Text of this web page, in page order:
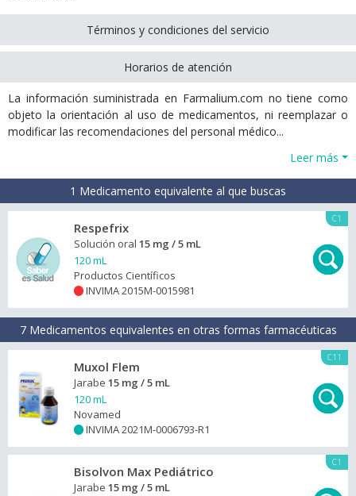
Términos y condiciones del servicio
Horarios de atención
La información suministrada en Farmalium.com no tiene como
objeto la orientación al uso de medicamentos, ni reemplazar o
modificar las recomendaciones del personal médico...
Leer más
1 Medicamento equivalente al que buscas
C1
Respefrix
Solución oral 15 mg / 5 mL
120 mL
Productos Científicos
INVIMA 2015M-0015981
7 Medicamentos equivalentes en otras formas farmacéuticas
C11
Muxol Flem
Jarabe 15 mg / 5 mL
120 mL
Novamed
INVIMA 2021M-0006793-R1
C1
Bisolvon Max Pediátrico
Jarabe 15 mg / 5 mL